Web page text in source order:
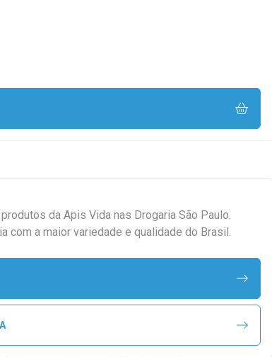
da Apis Vida nas Drogaria São Paulo.
com a maior variedade e qualidade do Brasil.